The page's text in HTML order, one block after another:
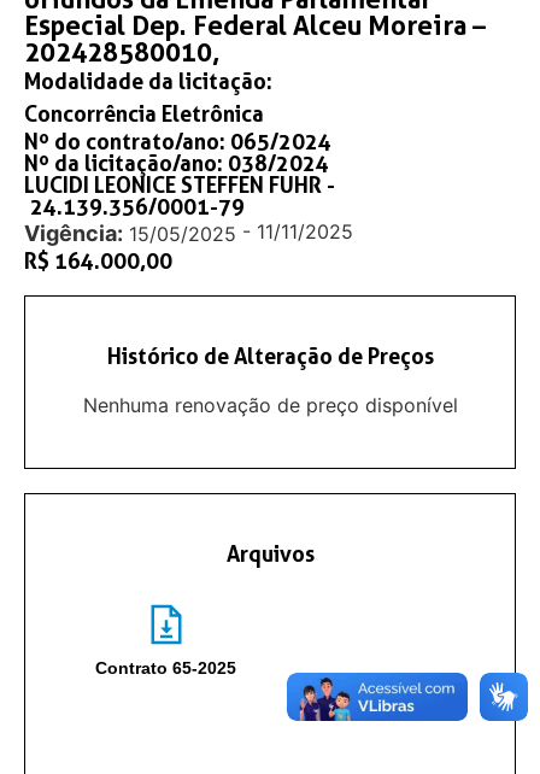
Especial Dep. Federal Alceu Moreira –
202428580010,
Modalidade da licitação:
Concorrência Eletrônica
Nº do contrato/ano: 065/2024
Nº da licitação/ano: 038/2024
LUCIDI LEONICE STEFFEN FUHR -
24.139.356/0001-79
Vigência: 15/05/2025 - 11/11/2025
R$ 164.000,00
Histórico de Alteração de Preços
Nenhuma renovação de preço disponível
Arquivos
Contrato 65-2025